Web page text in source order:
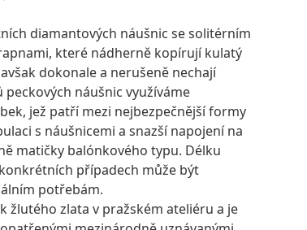
diamantových náušnic se solitérním
které nádherně kopírují kulatý
dokonale a nerušeně nechají
náušnic využíváme
jež patří mezi nejbezpečnější formy
s náušnicemi a snazší napojení na
matičky balónkového typu. Délku
případech může být
potřebám.
žlutého zlata v pražském ateliéru a je